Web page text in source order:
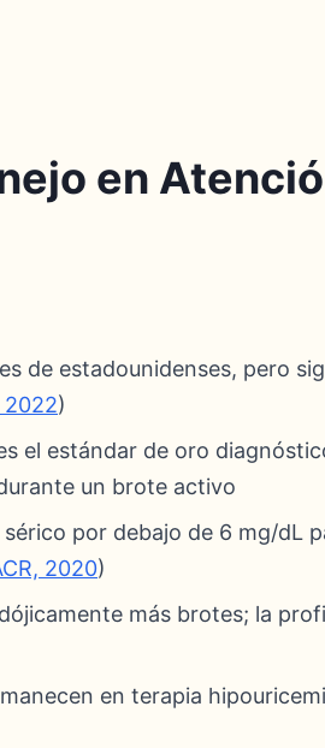
en
de estadounidenses, pero
2022)
el estándar de oro
un brote activo
por debajo de 6 mg/dL
2020)
más brotes; la
en terapia